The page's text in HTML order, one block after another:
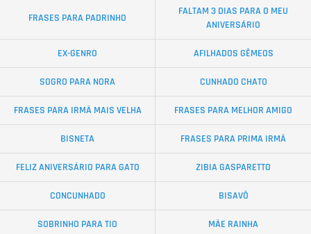
FRASES PARA PADRINHO
FALTAM 3 DIAS PARA O MEU
ANIVERSÁRIO
EX-GENRO AFILHADOS GÊMEOS
SOGRO PARA NORA CUNHADO CHATO
FRASES PARA IRMÃ MAIS VELHA FRASES PARA MELHOR AMIGO
BISNETA FRASES PARA PRIMA IRMÃ
FELIZ ANIVERSÁRIO PARA GATO ZIBIA GASPARETTO
CONCUNHADO BISAVÔ
SOBRINHO PARA TIO MÃE RAINHA